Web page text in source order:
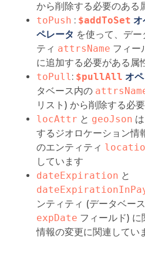
から削除する必要のある
toPush : $addToSet オ
ペレータ を使って、デ
ティ attrsName フィー
に追加する必要がある属
toPull: $pullAll オ
タベース内の
リスト) から削除する必
locAttr と geoJson
するジオロケーション情
のエンティティ
しています
dateExpiration と
ンティティ (データベー
expDate フィールド)
情報の変更に関連してい